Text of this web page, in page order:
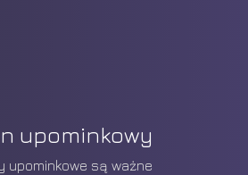
upominkowy
upominkowe są ważne